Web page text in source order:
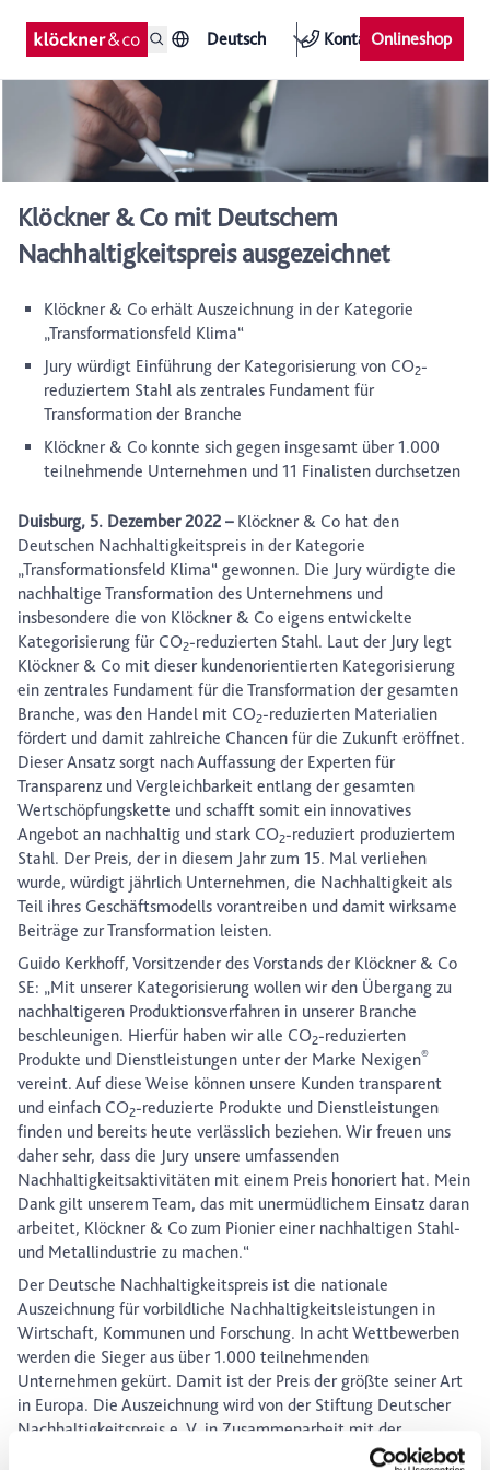
Deutsch KontaktOnlineshop
Klöckner & Co mit Deutschem
Nachhaltigkeitspreis ausgezeichnet
Klöckner & Co erhält Auszeichnung in der Kategorie
„Transformationsfeld Klima“
Jury würdigt Einführung der Kategorisierung von CO2-
reduziertem Stahl als zentrales Fundament für
Transformation der Branche
Klöckner & Co konnte sich gegen insgesamt über 1.000
teilnehmende Unternehmen und 11 Finalisten durchsetzen
Duisburg, 5. Dezember 2022 –Klöckner & Co hat den
Deutschen Nachhaltigkeitspreis in der Kategorie
„Transformationsfeld Klima“ gewonnen. Die Jury würdigte die
nachhaltige Transformation des Unternehmens und
insbesondere die von Klöckner & Co eigens entwickelte
Kategorisierung für CO2-reduzierten Stahl. Laut der Jury legt
Klöckner & Co mit dieser kundenorientierten Kategorisierung
ein zentrales Fundament für die Transformation der gesamten
Branche, was den Handel mit CO2-reduzierten Materialien
fördert und damit zahlreiche Chancen für die Zukunft eröffnet.
Dieser Ansatz sorgt nach Auffassung der Experten für
Transparenz und Vergleichbarkeit entlang der gesamten
Wertschöpfungskette und schafft somit ein innovatives
Angebot an nachhaltig und stark CO2-reduziert produziertem
Stahl. Der Preis, der in diesem Jahr zum 15. Mal verliehen
wurde, würdigt jährlich Unternehmen, die Nachhaltigkeit als
Teil ihres Geschäftsmodells vorantreiben und damit wirksame
Beiträge zur Transformation leisten.
Guido Kerkhoff, Vorsitzender des Vorstands der Klöckner & Co
SE: „Mit unserer Kategorisierung wollen wir den Übergang zu
nachhaltigeren Produktionsverfahren in unserer Branche
beschleunigen. Hierfür haben wir alle CO2-reduzierten
Produkte und Dienstleistungen unter der Marke Nexigen®
vereint. Auf diese Weise können unsere Kunden transparent
und einfach CO2-reduzierte Produkte und Dienstleistungen
finden und bereits heute verlässlich beziehen. Wir freuen uns
daher sehr, dass die Jury unsere umfassenden
Nachhaltigkeitsaktivitäten mit einem Preis honoriert hat. Mein
Dank gilt unserem Team, das mit unermüdlichem Einsatz daran
arbeitet, Klöckner & Co zum Pionier einer nachhaltigen Stahl-
und Metallindustrie zu machen.“
Der Deutsche Nachhaltigkeitspreis ist die nationale
Auszeichnung für vorbildliche Nachhaltigkeitsleistungen in
Wirtschaft, Kommunen und Forschung. In acht Wettbewerben
werden die Sieger aus über 1.000 teilnehmenden
Unternehmen gekürt. Damit ist der Preis der größte seiner Art
in Europa. Die Auszeichnung wird von der Stiftung Deutscher
Nachhaltigkeitspreis e. V. in Zusammenarbeit mit der
Bundesregierung, kommunalen Spitzenverbänden,